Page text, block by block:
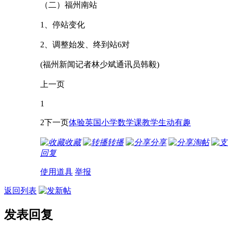
（二）福州南站
1、停站变化
2、调整始发、终到站6对
(福州新闻记者林少斌通讯员韩毅)
上一页
1
2下一页体验英国小学数学课教学生动有趣
收藏 转播 分享 淘帖
回复
使用道具 举报
返回列表
发表回复